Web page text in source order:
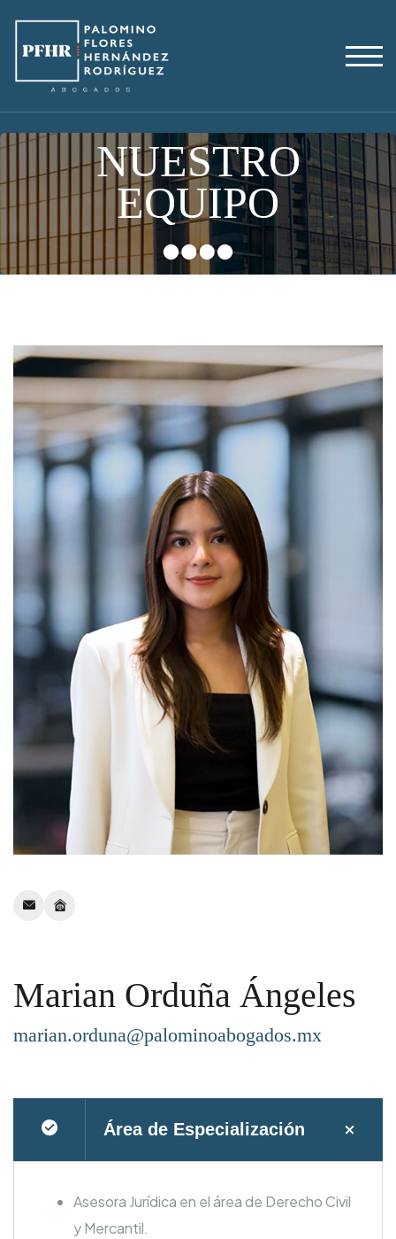
NUESTRO
EQUIPO
Correo
ir
Marian Orduña Ángeles
marian.orduna@palominoabogados.mx
Área de Especialización
Asesora Jurídica en el área de Derecho Civil
y Mercantil.